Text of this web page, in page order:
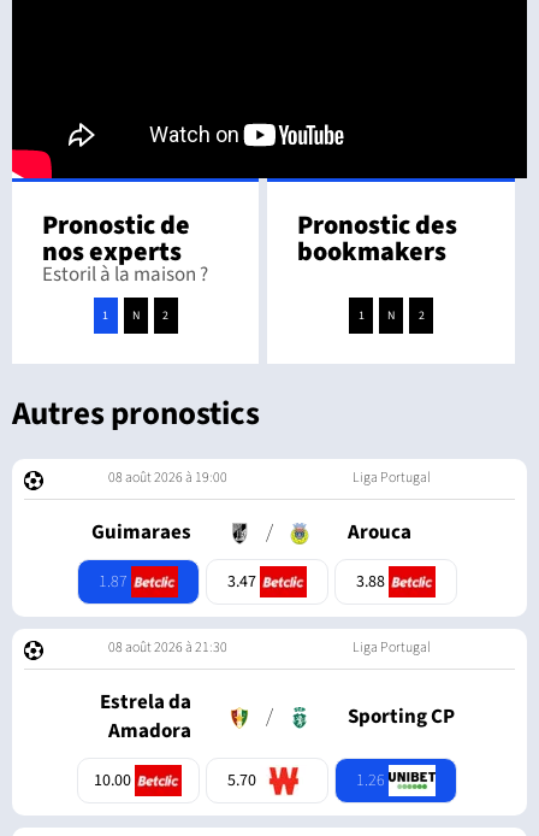
Pronostic de
nos experts
Estoril à la maison ?
1 N 2
Pronostic des
bookmakers
1 N 2
Autres pronostics
08 août 2026 à 19:00 Liga Portugal
Guimaraes / Arouca
1.87 3.47 3.88
08 août 2026 à 21:30 Liga Portugal
Estrela da
Amadora
/ Sporting CP
10.00 5.70 1.26